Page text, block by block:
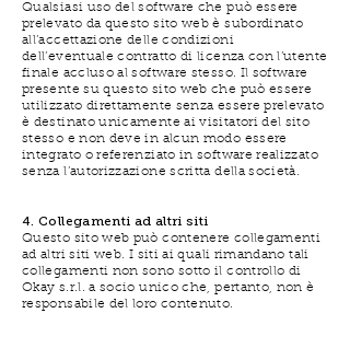
Qualsiasi uso del software che può essere
prelevato da questo sito web è subordinato
all’accettazione delle condizioni
dell’eventuale contratto di licenza con l’utente
finale accluso al software stesso. Il software
presente su questo sito web che può essere
utilizzato direttamente senza essere prelevato
è destinato unicamente ai visitatori del sito
stesso e non deve in alcun modo essere
integrato o referenziato in software realizzato
senza l’autorizzazione scritta della società.
4. Collegamenti ad altri siti
Questo sito web può contenere collegamenti
ad altri siti web. I siti ai quali rimandano tali
collegamenti non sono sotto il controllo di
Okay s.r.l. a socio unico che, pertanto, non è
responsabile del loro contenuto.